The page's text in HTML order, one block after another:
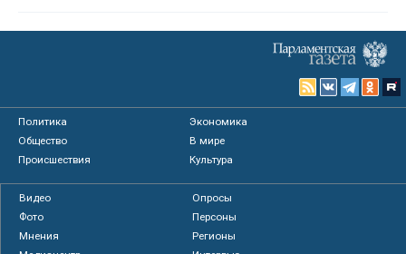
Политика
Экономика
Общество
В мире
Происшествия
Культура
Видео
Опросы
Фото
Персоны
Мнения
Регионы